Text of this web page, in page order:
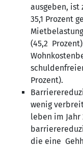
ausgeben, ist
35,1 Prozent
(45,2
Prozent).
wenig
leben im Jahr
die eine